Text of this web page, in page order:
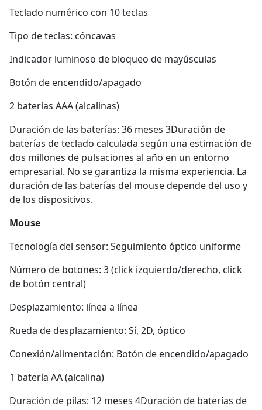
Teclado numérico con 10 teclas
Tipo de teclas: cóncavas
Indicador luminoso de bloqueo de mayúsculas
Botón de encendido/apagado
2 baterías AAA (alcalinas)
Duración de las baterías: 36 meses 3Duración de
baterías de teclado calculada según una estimación de
dos millones de pulsaciones al año en un entorno
empresarial. No se garantiza la misma experiencia. La
duración de las baterías del mouse depende del uso y
de los dispositivos.
Mouse
Tecnología del sensor: Seguimiento óptico uniforme
Número de botones: 3 (click izquierdo/derecho, click
de botón central)
Desplazamiento: línea a línea
Rueda de desplazamiento: Sí, 2D, óptico
Conexión/alimentación: Botón de encendido/apagado
1 batería AA (alcalina)
Duración de pilas: 12 meses 4Duración de baterías de